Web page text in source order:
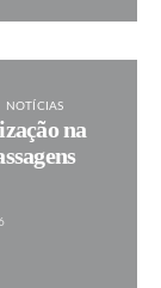
NOTÍCIAS
na